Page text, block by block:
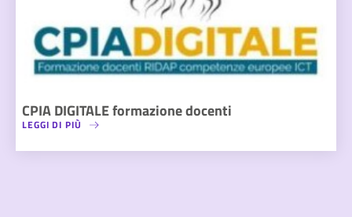
CPIA DIGITALE formazione docenti
LEGGI DI PIÙ